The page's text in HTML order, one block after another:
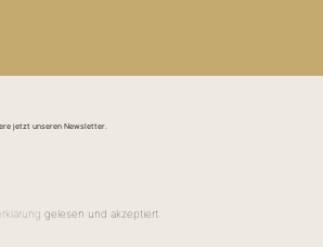
jetzt unseren Newsletter.
gelesen und akzeptiert.